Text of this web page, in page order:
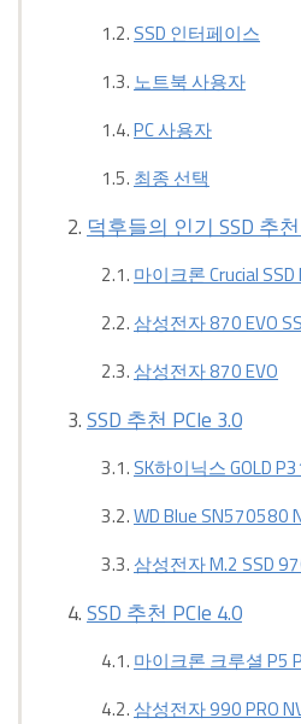
SSD 인터페이스
노트북 사용자
PC 사용자
최종 선택
덕후들의 인기 SSD 추
마이크론 Crucial
삼성전자 870 EVO
삼성전자 870 EVO
SSD 추천 PCIe 3.0
SK하이닉스 GOLD
WD Blue SN570580
삼성전자 M.2 SSD
SSD 추천 PCIe 4.0
마이크론 크루셜 P5
삼성전자 990 PRO